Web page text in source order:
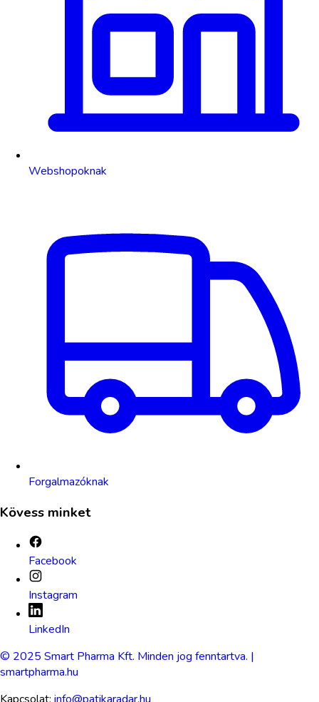
Webshopoknak
Forgalmazóknak
Kövess minket
Facebook
Instagram
LinkedIn
© 2025 Smart Pharma Kft. Minden jog fenntartva. |
smartpharma.hu